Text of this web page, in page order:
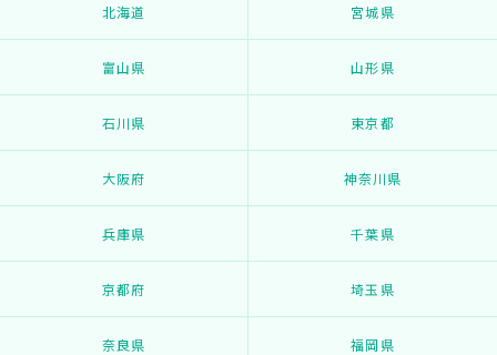
北海道 宮城県
富山県 山形県
石川県 東京都
大阪府 神奈川県
兵庫県 千葉県
京都府 埼玉県
奈良県 福岡県